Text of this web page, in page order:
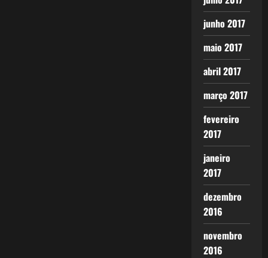
junho 2017
maio 2017
abril 2017
março 2017
fevereiro
2017
janeiro
2017
dezembro
2016
novembro
2016